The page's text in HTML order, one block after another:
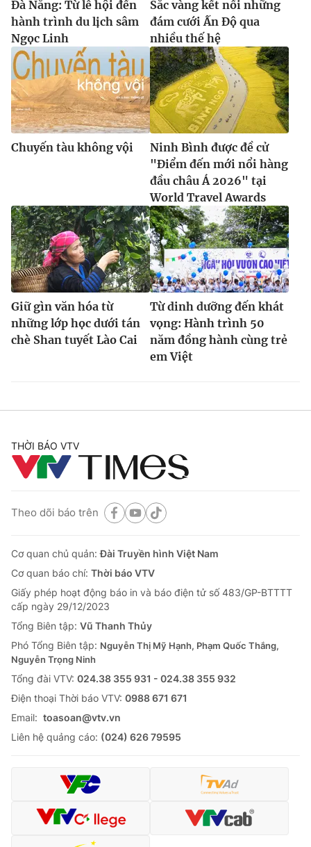
Đà Nẵng: Từ lễ hội đến
hành trình du lịch sâm
Ngọc Linh
Sắc vàng kết nối những
đám cưới Ấn Độ qua
nhiều thế hệ
Chuyến tàu không vội
Ninh Bình được đề cử
"Điểm đến mới nổi hàng
đầu châu Á 2026" tại
World Travel Awards
Giữ gìn văn hóa từ
những lớp học dưới tán
chè Shan tuyết Lào Cai
Từ dinh dưỡng đến khát
vọng: Hành trình 50
năm đồng hành cùng trẻ
em Việt
THỜI BÁO VTV
Theo dõi báo trên
Cơ quan chủ quản:Đài Truyền hình Việt Nam
Cơ quan báo chí: Thời báo VTV
Giấy phép hoạt động báo in và báo điện tử số 483/GP-BTTTT
cấp ngày 29/12/2023
Tổng Biên tập: Vũ Thanh Thủy
Phó Tổng Biên tập: Nguyễn Thị Mỹ Hạnh, Phạm Quốc Thắng,
Nguyễn Trọng Ninh
Tổng đài VTV: 024.38 355 931 - 024.38 355 932
Ðiện thoại Thời báo VTV: 0988 671 671
Email: toasoan@vtv.vn
Liên hệ quảng cáo: (024) 626 79595